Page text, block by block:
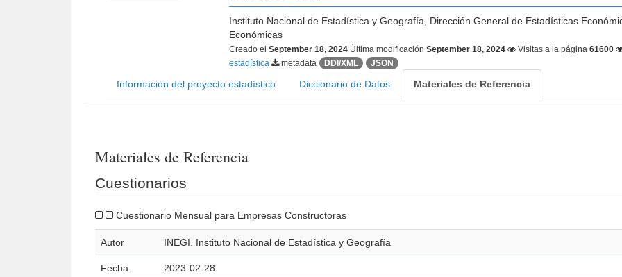
Instituto Nacional de Estadística y Geografía, Dirección General de Estadísticas
Económicas
Creado elSeptember 18, 2024 Última modificaciónSeptember 18, 2024 Visitas a la página61600
estadística
metadata DDI/XML JSON
Información del proyecto estadístico Diccionario de Datos Materiales de Referencia
Materiales de Referencia
Cuestionarios
Cuestionario Mensual para Empresas Constructoras
Autor INEGI. Instituto Nacional de Estadística y Geografía
Fecha 2023-02-28